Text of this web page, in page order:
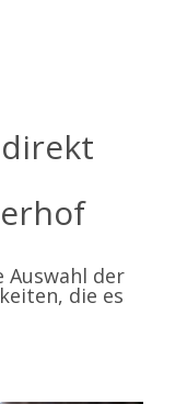
Auswahl der
die es